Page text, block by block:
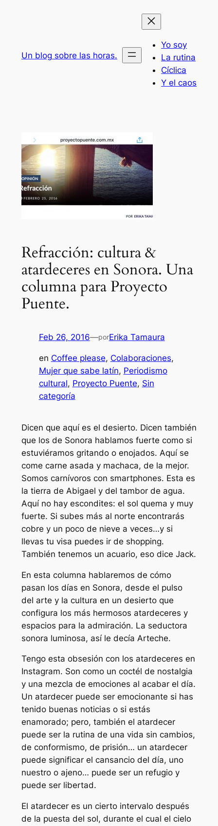
Un blog sobre las horas.
Yo soy
La rutina
Cíclica
Y el caos
Refracción: cultura &
atardeceres en Sonora. Una
columna para Proyecto
Puente.
Feb 26, 2016—porErika Tamaura
en Coffee please, Colaboraciones
Mujer que sabe latín, Periodismo
cultural, Proyecto Puente, Sin
categoría
Dicen que aquí es el desierto. Dicen también
que los de Sonora hablamos fuerte como si
estuviéramos gritando o enojados. Aquí se
come carne asada y machaca, de la mejor.
Somos carnívoros con smartphones. Esta es
la tierra de Abigael y del tambor de agua.
Aquí no hay escondites: el sol quema y muy
fuerte. Si subes más al norte encontrarás
cobre y un poco de nieve a veces…y si
llevas tu visa puedes ir de shopping.
También tenemos un acuario, eso dice Jack.
En esta columna hablaremos de cómo
pasan los días en Sonora, desde el pulso
del arte y la cultura en un desierto que
configura los más hermosos atardeceres y
espacios para la admiración. La seductora
sonora luminosa, así le decía Arteche.
Tengo esta obsesión con los atardeceres en
Instagram. Son como un coctél de nostalgia
y una mezcla de emociones al acabar el día.
Un atardecer puede ser emocionante si has
tenido buenas noticias o si estás
enamorado; pero, también el atardecer
puede ser la rutina de una vida sin cambios,
de conformismo, de prisión… un atardecer
puede significar el cansancio del día, uno
nuestro o ajeno… puede ser un refugio y
puede ser libertad.
El atardecer es un cierto intervalo después
de la puesta del sol, durante el cual el cielo